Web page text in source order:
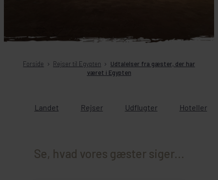
Forside Rejser til Egypten
Udtalelser fra gæster, der har
været i Egypten
Landet Rejser Udflugter Hoteller
Se, hvad vores gæster siger...